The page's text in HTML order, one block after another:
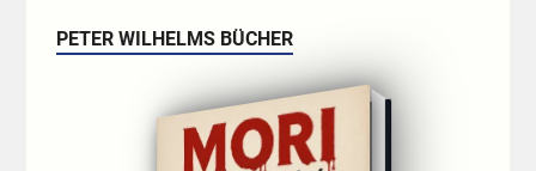
PETER WILHELMS BÜCHER